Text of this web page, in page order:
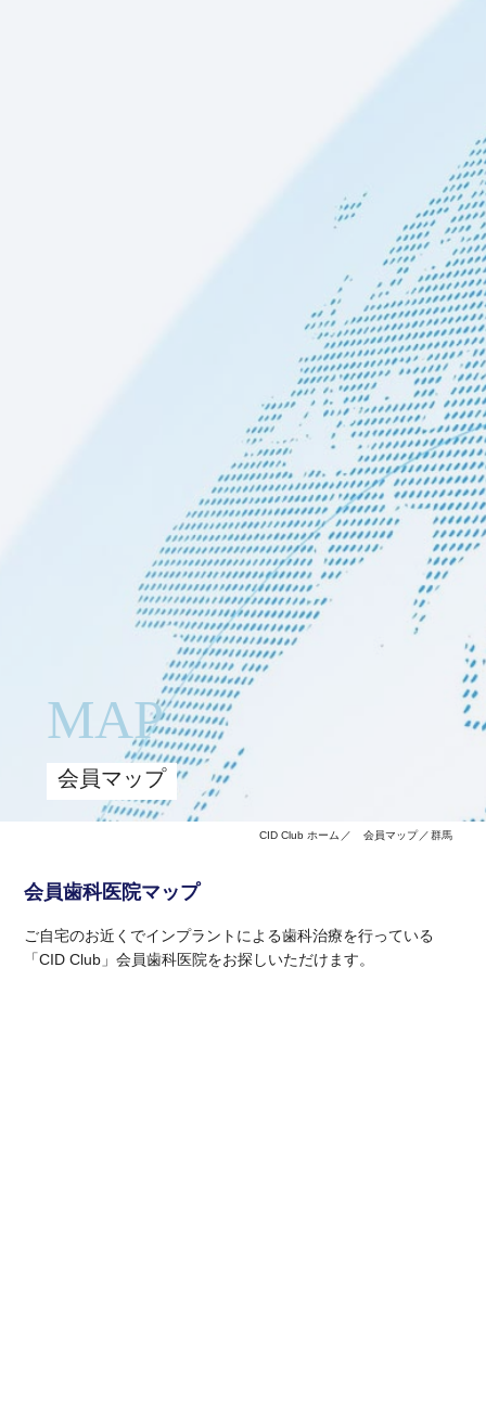
MAP
会員マップ
CID Club ホーム 会員マップ 群馬
会員歯科医院マップ
ご自宅のお近くでインプラントによる歯科治療を行っている
「CID Club」会員歯科医院をお探しいただけます。